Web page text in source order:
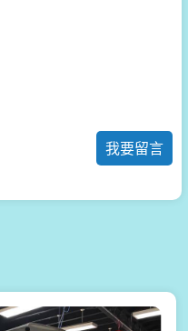
我要留言